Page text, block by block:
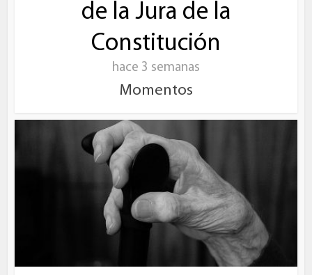
de la Jura de la
Constitución
hace 3 semanas
Momentos